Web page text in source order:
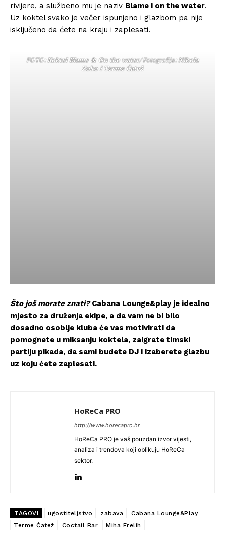
rivijere, a službeno mu je naziv Blame i on the water.
Uz koktel svako je večer ispunjeno i glazbom pa nije
isključeno da ćete na kraju i zaplesati.
FOTO:Koktel Blame & On the water/ Fotografija:Nikola
Zoko i Terme Čatež
Što još morate znati?Cabana Lounge&play je idealno
mjesto za druženja ekipe, a da vam ne bi bilo
dosadno osoblje kluba će vas motivirati da
pomognete u miksanju koktela, zaigrate timski
partiju pikada, da sami budete DJ i izaberete glazbu
uz koju ćete zaplesati.
HoReCa PRO
http://www.horecapro.hr
HoReCa PRO je vaš pouzdan izvor vijesti,
analiza i trendova koji oblikuju HoReCa
sektor.
TAGOVI ugostiteljstvo zabava
Cabana Lounge&Play
Terme Čatež
Coctail Bar Miha Frelih